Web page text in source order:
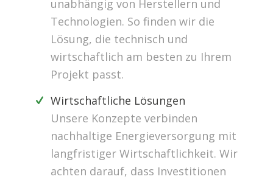
unabhängig von Herstellern und
Technologien. So finden wir die
Lösung, die technisch und
wirtschaftlich am besten zu Ihrem
Projekt passt.
Wirtschaftliche Lösungen
Unsere Konzepte verbinden
nachhaltige Energieversorgung mit
langfristiger Wirtschaftlichkeit. Wir
achten darauf, dass Investitionen